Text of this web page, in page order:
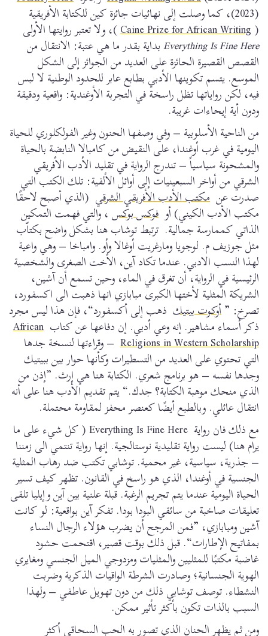
(2023)، كما وصلت إلى نهائيات جائزة كين للكتابة الأفريقية
(
Caine Prize for African Writing)، ولا تعتبر روايتها الأولى
Everything Is Fine Hereبداية بقدر ما هي عتبة: الانتقال من
القصص القصيرة الحائزة على العديد من الجوائز إلى الشكل
الموسع. يتسم تكوينها الأدبي بطابع عابر للحدود الوطنية لا لبس
فيه، لكن رواياتها تظل راسخة في التجربة الأوغندية: واقعية ودقيقة
ودون أية إيحاءات غريبة.
من الناحية الأسلوبية – وفي وصفها الحنون وغير الفولكلوري للحياة
اليومية في غرب أوغندا، على النقيض من كامبالا النابضة بالحياة
والمشحونة سياسياً – تندرج الرواية في تقليد الأدب الأفريقي
الشرقي من أواخر السبعينيات إلى أوائل الألفية: تلك الكتب التي
صدرت عن مكتب الأدب الأفريقي الشرقي (الذي أصبح لاحقًا
مكتب الأدب الكيني) أو فوكس بوكس، والتي فهمت التمكين
الذاتي كممارسة جمالية. ترتبط توشاب هنا بشكل واضح بكتاّب
مثل جوزيف م. لوجويا ومارغريت أوغالا وأو. وامباخا – وهي واعية
لهذا النسب الادبي. عندما تكاد آين، الأخت الصغرى والشخصية
الرئيسية في الرواية، أن تغرق في الماء، وحين تسمع أن آشين،
الشريكة المثلية لأختها الكبرى مبابازي انها ذهبت الى اكسفورد،
تصرخ: ”أوكوت بيتيك ذهب إلى أكسفورد“، فإن هذا ليس مجرد
ذكر أسماء مشاهير. إنه وعي أدبي. إن دفاعها عن كتاب African
Religions in Western Scholarship – وقراءتها لنسخة جدها
التي تحتوي على العديد من التسطيرات وكأنها حوار بين ببيتيك
وجدها نفسه – هو برنامج شعري. الكتابة هنا هي إرث. ”إذن من
الذي منحك موهبة الكتابة؟ جدك.“ يتم تقديم الأدب هنا على أنه
انتقال عائلي. وبالطبع أيضًا كعنصر محفز لمقاومة محتملة.
مع ذلك فان رواية Everything Is Fine Here ( كل شيء على ما
يرام هنا) ليست رواية تقليدية نوستالجية. إنها رواية تنتمي الى زمننا
– جذرية، سياسية، غير محمية. توشابي تكتب ضد رهاب المثلية
الجنسية في أوغندا، الذي هو راسخ في القانون. تظهر كيف تسير
الحياة اليومية عندما يتم تجريم الرغبة. قبلة علنية بين آين وإيليا تلقى
تعليقات صاخبة من سائقي البودا بودا. تفكر آين بواقعية: لو كانت
آشين ومبابازي، ”فمن المرجح أن يضرب هؤلاء الرجال النساء
بمفاتيح الإطارات“. قبل ذلك بوقت قصير، اقتحمت حشود
غاضبة مكتبًا للمثليين والمثليات ومزدوجي الميل الجنسي ومغايري
الهوية الجنسانية؛ وصادرت الشرطة الواقيات الذكرية وضربت
النشطاء. توصف توشابي ذلك من دون تهويل عاطفي – ولهذا
السبب بالذات تكون بأكثر تأثير ممكن.
ومن ثم يظهر الحنان الذي تصور به الحب السحاقي أكثر